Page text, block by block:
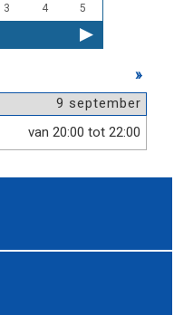
3 4 5
»
9 september
van 20:00 tot 22:00